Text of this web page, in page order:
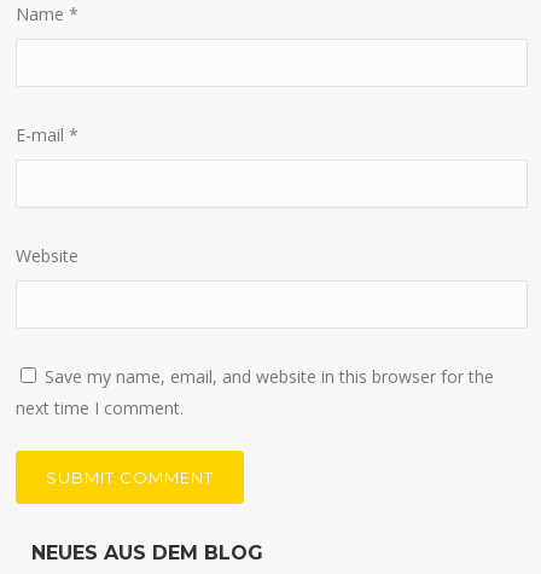
Name*
E-mail*
Website
Save my name, email, and website in this browser for the
next time I comment.
NEUES AUS DEM BLOG